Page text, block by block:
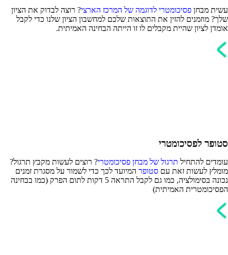
עשית מבחן פסיכומטרי לדוגמה של המרכז הארצי? רוצה לבדוק את הציון
שלך? מוזמנים להזין את התוצאות שלכם למחשבון הציון שלנו כדי לקבל
אומדן לציון שהיית מקבלים לו זו הייתה הבחינה האמיתית.
סטופר לפסיכומטרי
עומדים להתחיל תרגול של מבחן פסיכומטרי? רוצים לעשות מקבץ תרגול?
מומלץ לעשות זאת עם סטופר המיועד לכך כדי לשמור על מסגרת זמנים
נכונה בסימולציה, כמו גם לקבל התראה 5 דקות לתום הפרק (כמו בבחינה
הפסיכומטרית האמיתית)